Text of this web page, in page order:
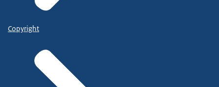
Copyright